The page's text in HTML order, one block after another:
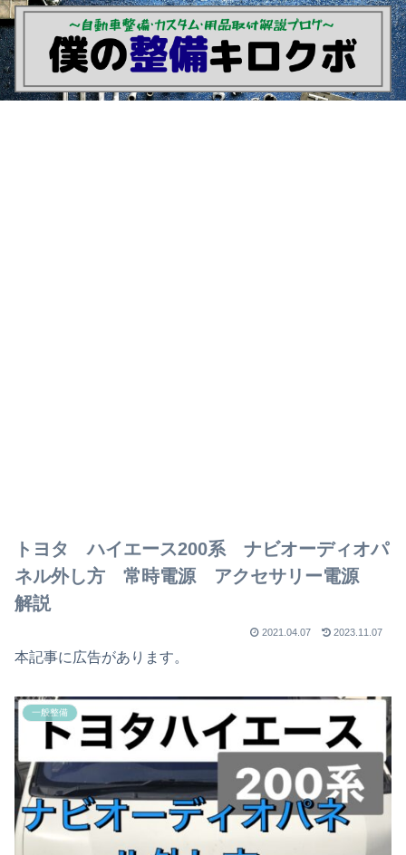
トヨタ ハイエース200系 ナビオーディオパ
ネル外し方 常時電源 アクセサリー電源
解説
2021.04.07 2023.11.07
本記事に広告があります。
一般整備